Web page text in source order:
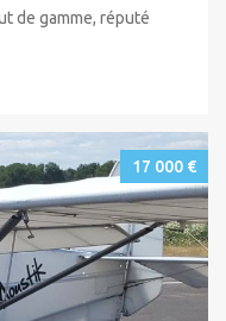
de gamme, réputé
17 000 €